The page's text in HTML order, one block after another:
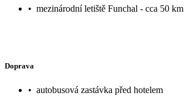
• mezinárodní letiště Funchal - cca 50 km
Doprava
• autobusová zastávka před hotelem